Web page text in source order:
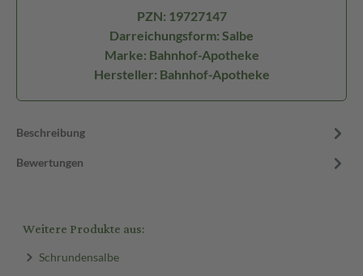
PZN: 19727147
Darreichungsform: Salbe
Marke: Bahnhof-Apotheke
Hersteller: Bahnhof-Apotheke
Beschreibung
Bewertungen
Weitere Produkte aus:
Schrundensalbe